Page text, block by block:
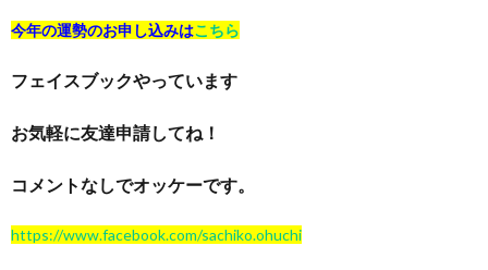
今年の運勢のお申し込みはこちら
フェイスブックやっています
お気軽に友達申請してね！
コメントなしでオッケーです。
https://www.facebook.com/sachiko.ohuchi